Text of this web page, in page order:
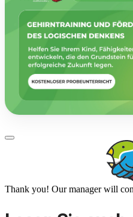
Thank you! Our manager will